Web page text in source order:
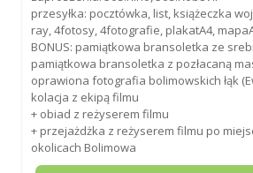
przesyłka: pocztówka, list, książeczka
ray, 4fotosy, 4fotografie, plakatA4,
BONUS: pamiątkowa bransoletka ze
pamiątkowa bransoletka z pozłacaną
oprawiona fotografia bolimowskich łąk
kolacja z ekipą filmu
+ obiad z reżyserem filmu
+ przejażdżka z reżyserem filmu po
okolicach Bolimowa